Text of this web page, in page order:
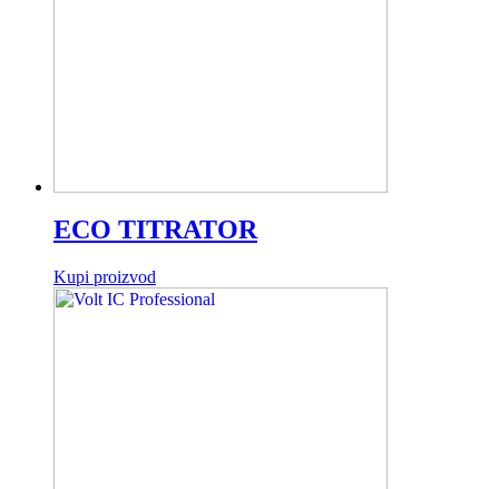
ECO TITRATOR
Kupi proizvod